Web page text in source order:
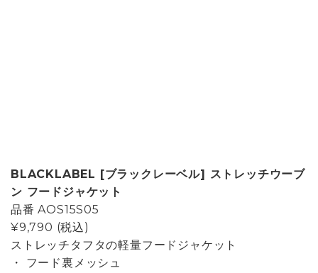
BLACKLABEL [ブラックレーベル] ストレッチウーブ
ン フードジャケット
品番 AOS15S05
¥9,790 (税込)
ストレッチタフタの軽量フードジャケット
・ フード裏メッシュ